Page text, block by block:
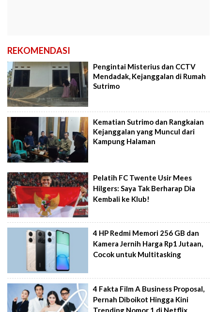
REKOMENDASI
Pengintai Misterius dan CCTV
Mendadak, Kejanggalan di Rumah
Sutrimo
Kematian Sutrimo dan Rangkaian
Kejanggalan yang Muncul dari
Kampung Halaman
Pelatih FC Twente Usir Mees
Hilgers: Saya Tak Berharap Dia
Kembali ke Klub!
4 HP Redmi Memori 256 GB dan
Kamera Jernih Harga Rp1 Jutaan,
Cocok untuk Multitasking
4 Fakta Film A Business Proposal,
Pernah Diboikot Hingga Kini
Trending Nomor 1 di Netflix